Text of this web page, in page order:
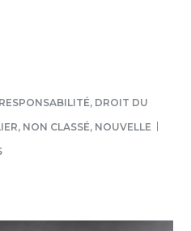
, DROIT DU
, NON CLASSÉ, NOUVELLE